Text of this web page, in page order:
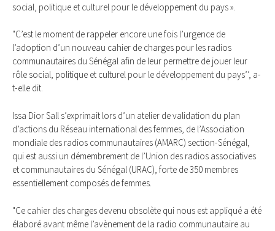
social, politique et culturel pour le développement du pays ».
"C’est le moment de rappeler encore une fois l’urgence de
l’adoption d’un nouveau cahier de charges pour les radios
communautaires du Sénégal afin de leur permettre de jouer leur
rôle social, politique et culturel pour le développement du pays’’, a-
t-elle dit.
Issa Dior Sall s’exprimait lors d’un atelier de validation du plan
d’actions du Réseau international des femmes, de l’Association
mondiale des radios communautaires (AMARC) section-Sénégal,
qui est aussi un démembrement de l’Union des radios associatives
et communautaires du Sénégal (URAC), forte de 350 membres
essentiellement composés de femmes.
"Ce cahier des charges devenu obsolète qui nous est appliqué a été
élaboré avant même l’avènement de la radio communautaire au